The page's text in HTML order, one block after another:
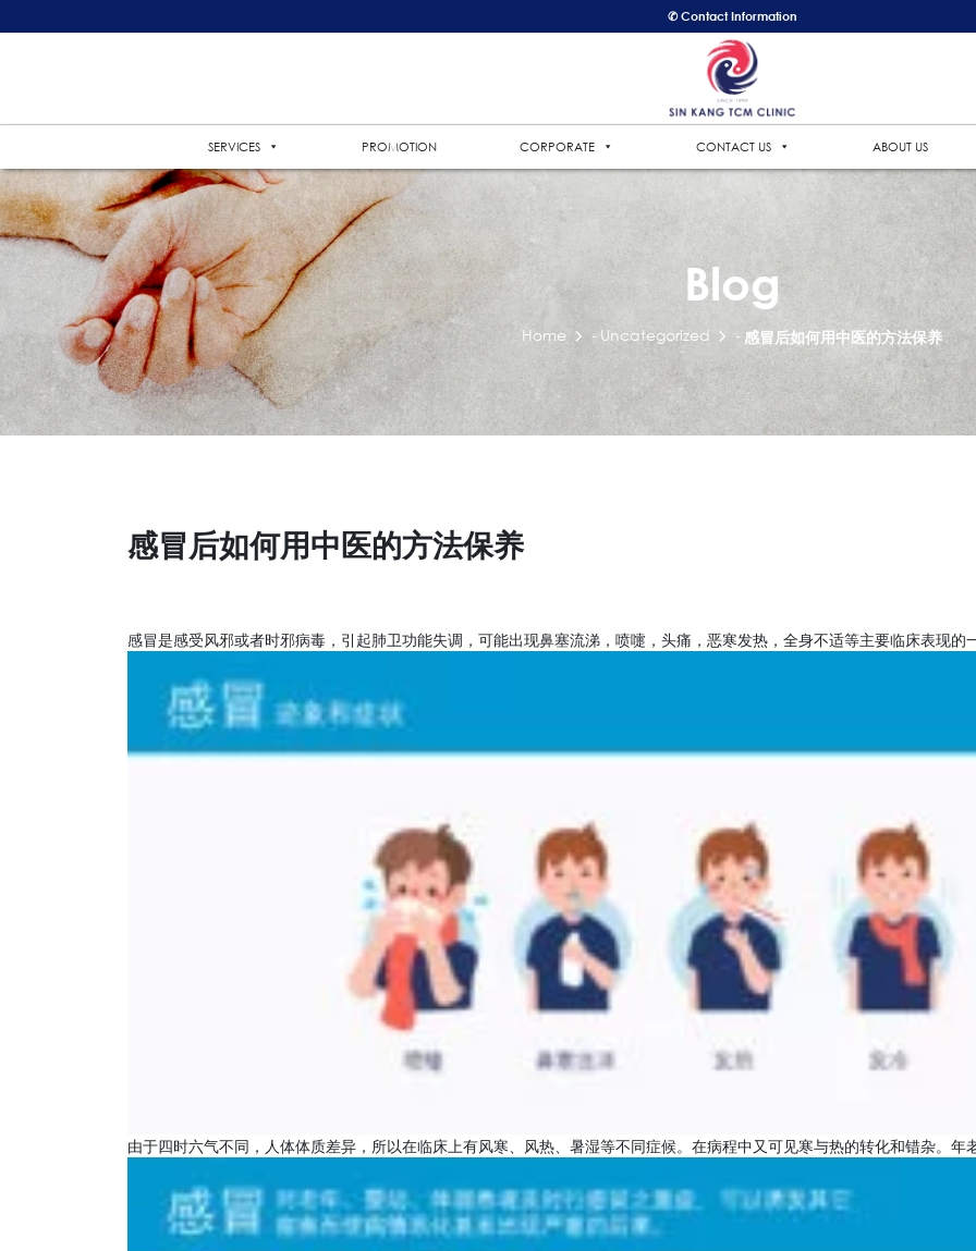
✆ Contact Information
SERVICES PROMOTION CORPORATE CONTACT US ABOUT US
Blog
Home - Uncategorized - 感冒后如何用中医的方法保养
感冒后如何用中医的方法保养
感冒是感受风邪或者时邪病毒，引起肺卫功能失调，可能出现鼻塞流涕，喷嚏，头痛，恶寒发热，全身不适等主要临床表现的
由于四时六气不同，人体体质差异，所以在临床上有风寒、风热、暑湿等不同症候。在病程中又可见寒与热的转化和错杂。